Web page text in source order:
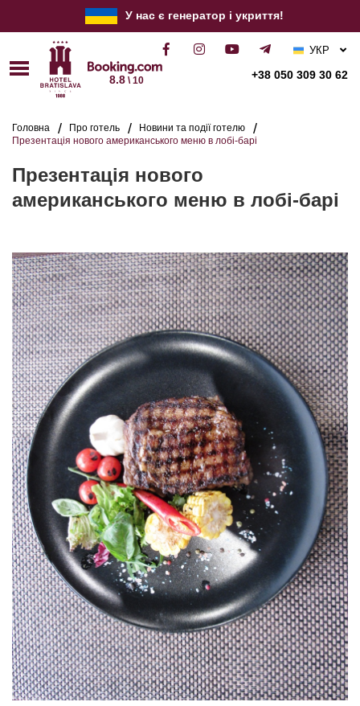
У нас є генератор і укриття!
8.8\ 10 +38 050 309 30 62
РУС
УКР
Головна Про готель
Новини та події готелю
Презентація нового американського меню в лобі-барі
Презентація нового
американського меню в лобі-барі